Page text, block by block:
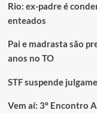
Rio: ex-padre é
enteados
Pai e madrasta são
anos no TO
STF suspende
Vem aí: 3º Encontro